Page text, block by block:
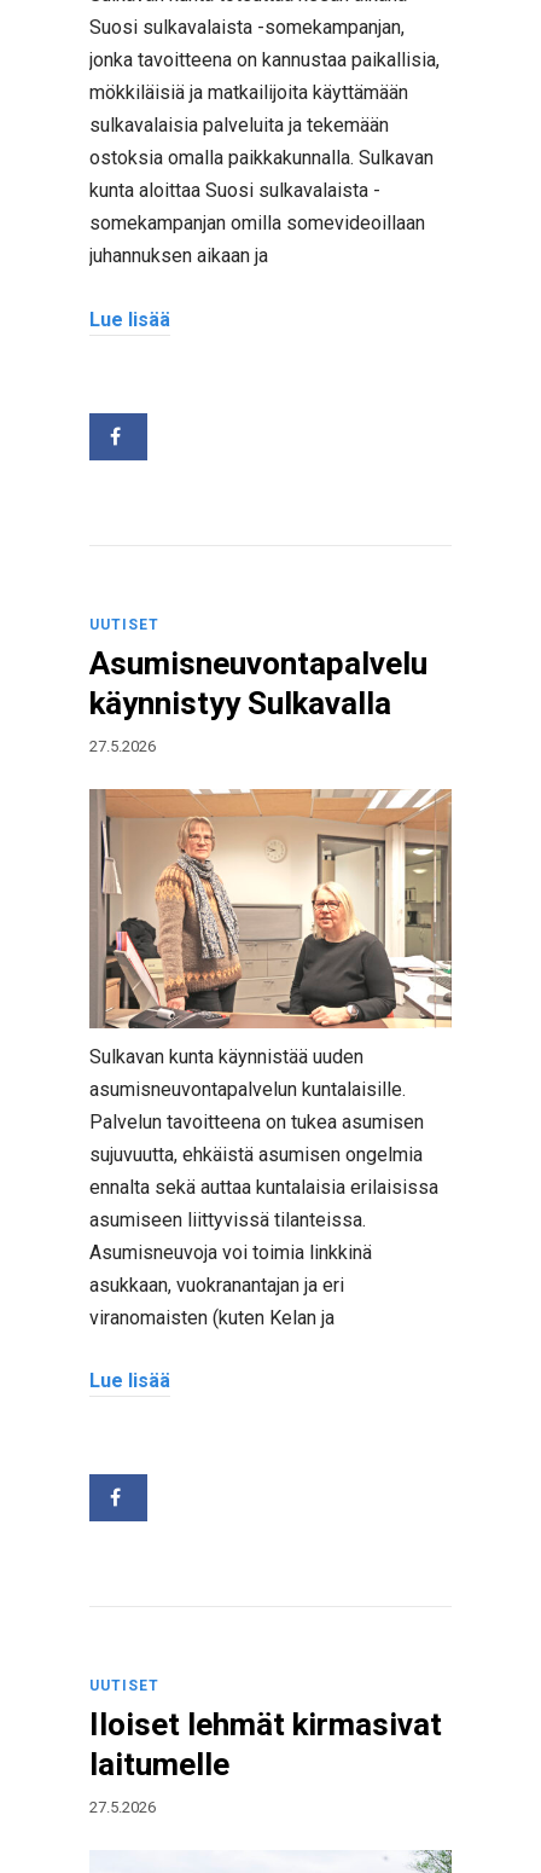
Suosi sulkavalaista -somekampanjan,
jonka tavoitteena on kannustaa paikallisia,
mökkiläisiä ja matkailijoita käyttämään
sulkavalaisia palveluita ja tekemään
ostoksia omalla paikkakunnalla. Sulkavan
kunta aloittaa Suosi sulkavalaista -
somekampanjan omilla somevideoillaan
juhannuksen aikaan ja
Lue lisää
UUTISET
Asumisneuvontapalvelu
käynnistyy Sulkavalla
27.5.2026
Sulkavan kunta käynnistää uuden
asumisneuvontapalvelun kuntalaisille.
Palvelun tavoitteena on tukea asumisen
sujuvuutta, ehkäistä asumisen ongelmia
ennalta sekä auttaa kuntalaisia erilaisissa
asumiseen liittyvissä tilanteissa.
Asumisneuvoja voi toimia linkkinä
asukkaan, vuokranantajan ja eri
viranomaisten (kuten Kelan ja
Lue lisää
UUTISET
Iloiset lehmät kirmasivat
laitumelle
27.5.2026